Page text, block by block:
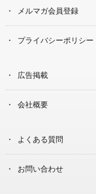
メルマガ会員登録
プライバシーポリシー
広告掲載
会社概要
よくある質問
お問い合わせ